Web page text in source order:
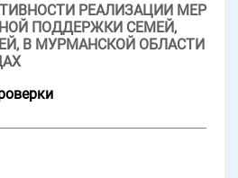
РЕАЛИЗАЦИИ МЕР
ПОДДЕРЖКИ СЕМЕЙ,
В МУРМАНСКОЙ ОБЛАСТИ